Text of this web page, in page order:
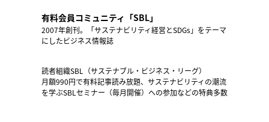
有料会員コミュニティ「SBL」
2007年創刊。「サステナビリティ経営とSDGs」をテーマ
にしたビジネス情報誌
読者組織SBL（サステナブル・ビジネス・リーグ）
月額990円で有料記事読み放題、サステナビリティの潮流
を学ぶSBLセミナー（毎月開催）への参加などの特典多数